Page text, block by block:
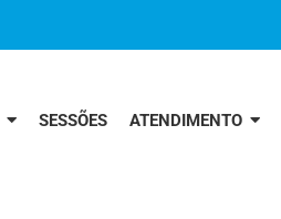
SESSÕES ATENDIMENTO